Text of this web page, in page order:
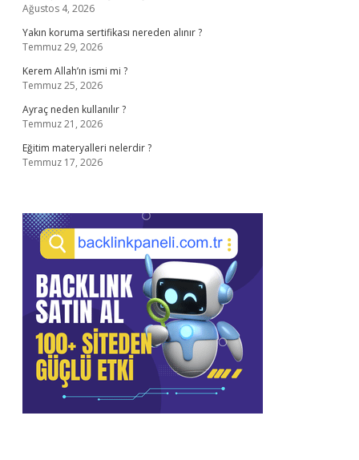
Ağustos 4, 2026
Yakın koruma sertifikası nereden alınır ?
Temmuz 29, 2026
Kerem Allah’ın ismi mi ?
Temmuz 25, 2026
Ayraç neden kullanılır ?
Temmuz 21, 2026
Eğitim materyalleri nelerdir ?
Temmuz 17, 2026